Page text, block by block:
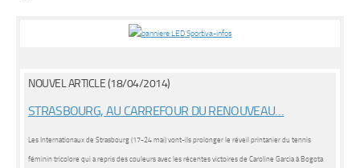
NOUVEL ARTICLE (18/04/2014)
STRASBOURG, AU CARREFOUR DU RENOUVEAU…
Les Internationaux de Strasbourg (17-24 mai) vont-ils prolonger le réveil printanier du tennis
féminin tricolore qui a repris des couleurs avec les récentes victoires de Caroline Garcia à Bogota